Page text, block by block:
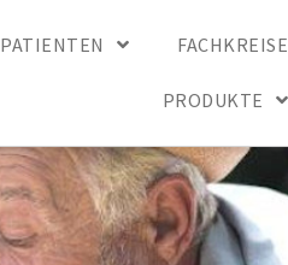
PATIENTEN FACHKREISE
PRODUKTE